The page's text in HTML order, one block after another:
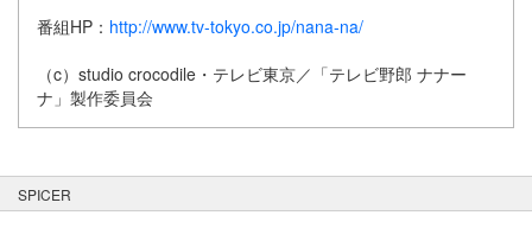
番組HP： http://www.tv-tokyo.co.jp/nana-na/
（c）studio crocodile・テレビ東京／「テレビ野郎 ナナー
ナ」製作委員会
SPICER